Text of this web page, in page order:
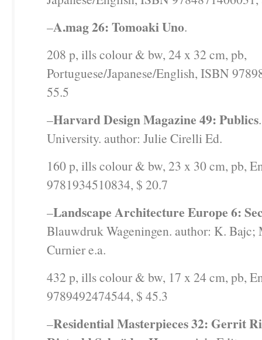
–A.mag 26: Tomoaki Uno.
208 p, ills colour & bw, 24 x 32 cm, pb,
Portuguese/Japanese/English, ISBN
55.5
–Harvard Design Magazine 49: Publics
University. author: Julie Cirelli Ed.
160 p, ills colour & bw, 23 x 30 cm, pb,
9781934510834, $ 20.7
–Landscape Architecture Europe 6:
Blauwdruk Wageningen. author: K. Bajc;
Curnier e.a.
432 p, ills colour & bw, 17 x 24 cm, pb,
9789492474544, $ 45.3
–Residential Masterpieces 32: Gerrit